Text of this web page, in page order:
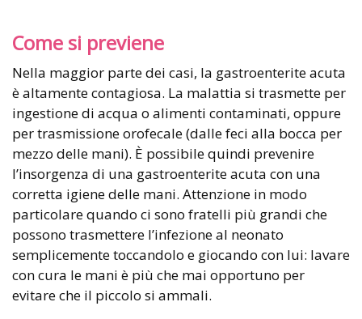
Come si previene
Nella maggior parte dei casi, la gastroenterite acuta
è altamente contagiosa. La malattia si trasmette per
ingestione di acqua o alimenti contaminati, oppure
per trasmissione orofecale (dalle feci alla bocca per
mezzo delle mani). È possibile quindi prevenire
l’insorgenza di una gastroenterite acuta con una
corretta igiene delle mani. Attenzione in modo
particolare quando ci sono fratelli più grandi che
possono trasmettere l’infezione al neonato
semplicemente toccandolo e giocando con lui: lavare
con cura le mani è più che mai opportuno per
evitare che il piccolo si ammali.